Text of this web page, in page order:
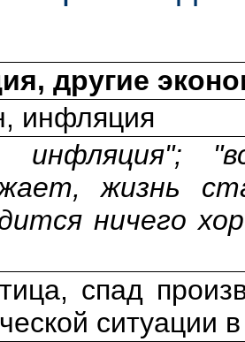
другие
инфляция
инфляция";
жизнь
ничего
спад
ситуации